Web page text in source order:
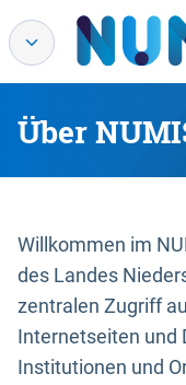
Über
Willkommen im
des Landes
zentralen Zugriff
Internetseiten und
Institutionen und